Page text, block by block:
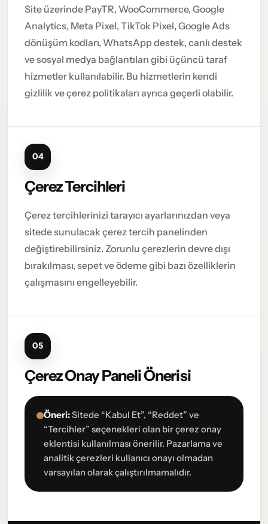
Site üzerinde PayTR, WooCommerce, Google
Analytics, Meta Pixel, TikTok Pixel, Google Ads
dönüşüm kodları, WhatsApp destek, canlı destek
ve sosyal medya bağlantıları gibi üçüncü taraf
hizmetler kullanılabilir. Bu hizmetlerin kendi
gizlilik ve çerez politikaları ayrıca geçerli olabilir.
04
Çerez Tercihleri
Çerez tercihlerinizi tarayıcı ayarlarınızdan veya
sitede sunulacak çerez tercih panelinden
değiştirebilirsiniz. Zorunlu çerezlerin devre dışı
bırakılması, sepet ve ödeme gibi bazı özelliklerin
çalışmasını engelleyebilir.
05
Çerez Onay Paneli Önerisi
Öneri:Sitede “Kabul Et”, “Reddet” ve
“Tercihler” seçenekleri olan bir çerez onay
eklentisi kullanılması önerilir. Pazarlama ve
analitik çerezleri kullanıcı onayı olmadan
varsayılan olarak çalıştırılmamalıdır.